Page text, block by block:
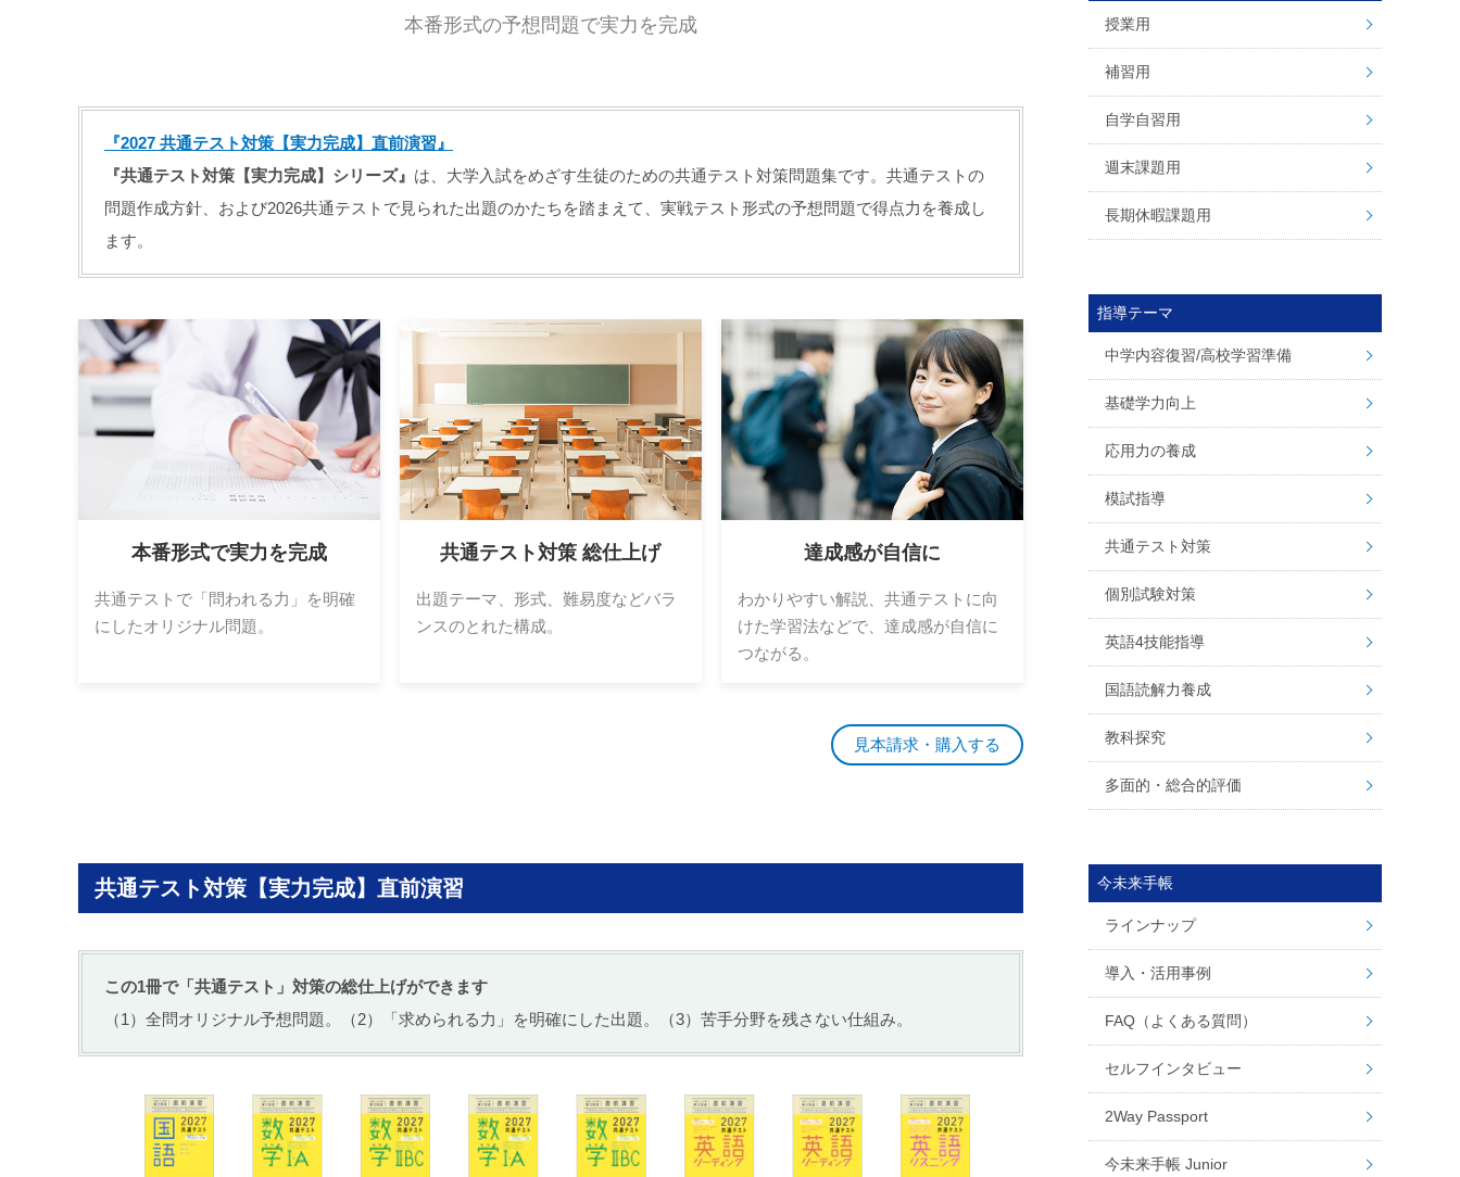
授業用
補習用
自学自習用
週末課題用
長期休暇課題用
指導テーマ
中学内容復習/高校学習準備
基礎学力向上
応用力の養成
模試指導
共通テスト対策
個別試験対策
英語4技能指導
国語読解力養成
教科探究
多面的・総合的評価
今未来手帳
ラインナップ
導入・活用事例
FAQ（よくある質問）
セルフインタビュー
2Way Passport
今未来手帳 Junior
本番形式の予想問題で実力を完成
『2027 共通テスト対策【実力完成】直前演習』
『共通テスト対策【実力完成】シリーズ』 は、大学入試をめざす生徒のための共通テスト対策問題集です。共通テストの
問題作成方針、および2026共通テストで見られた出題のかたちを踏まえて、実戦テスト形式の予想問題で得点力を養成し
ます。
本番形式で実力を完成
共通テストで「問われる力」を明確
にしたオリジナル問題。
共通テスト対策 総仕上げ
出題テーマ、形式、難易度などバラ
ンスのとれた構成。
達成感が自信に
わかりやすい解説、共通テストに向
けた学習法などで、達成感が自信に
つながる。
見本請求・購入する
共通テスト対策【実力完成】直前演習
この1冊で「共通テスト」対策の総仕上げができます
（1）全問オリジナル予想問題。
（2）「求められる力」を明確にした出題。 （3）苦手分野を残さない仕組み。